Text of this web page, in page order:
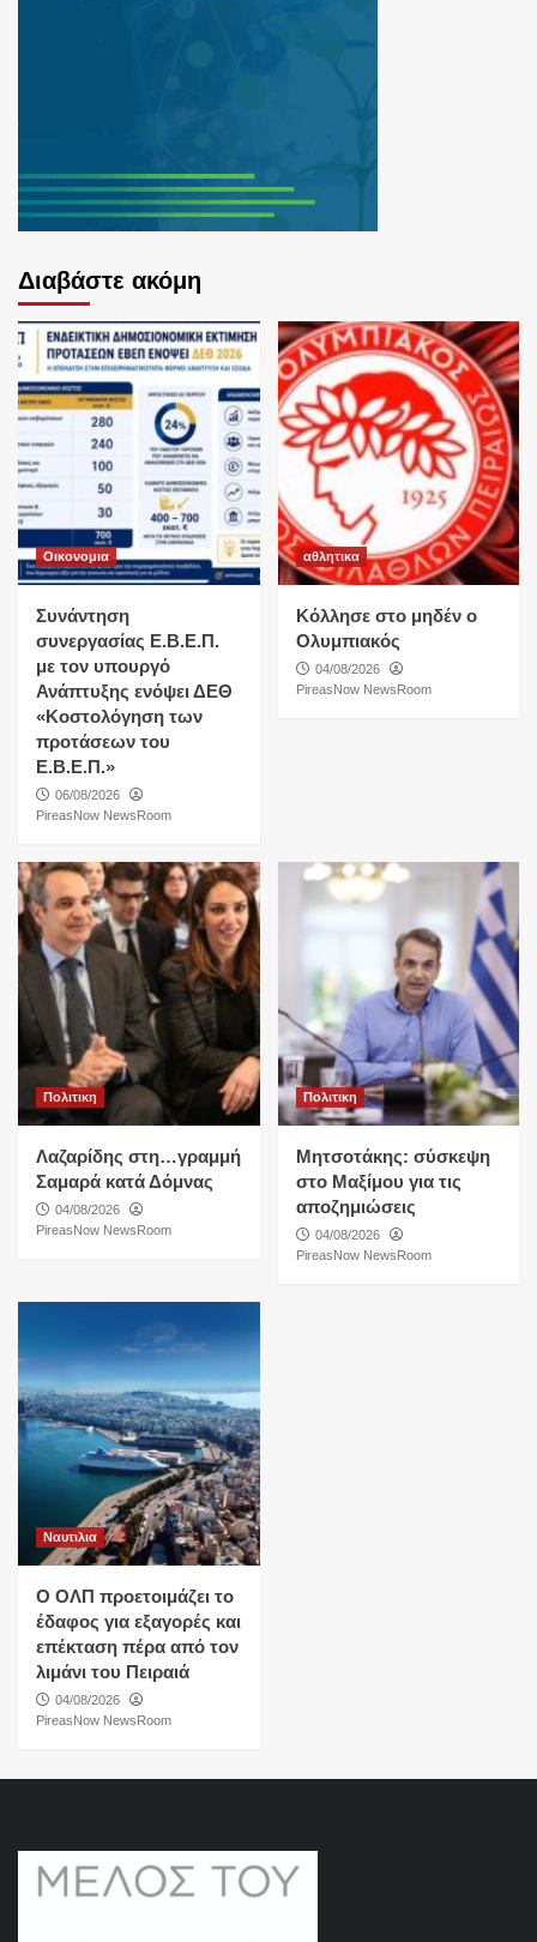
Διαβάστε ακόμη
Οικονομια
Συνάντηση
συνεργασίας Ε.Β.Ε.Π.
με τον υπουργό
Ανάπτυξης ενόψει ΔΕΘ
«Κοστολόγηση των
προτάσεων του
Ε.Β.Ε.Π.»
06/08/2026
PireasNow NewsRoom
αθλητικα
Κόλλησε στο μηδέν ο
Ολυμπιακός
04/08/2026
PireasNow NewsRoom
Πολιτικη
Λαζαρίδης στη…γραμμή
Σαμαρά κατά Δόμνας
04/08/2026
PireasNow NewsRoom
Πολιτικη
Μητσοτάκης: σύσκεψη
στο Μαξίμου για τις
αποζημιώσεις
04/08/2026
PireasNow NewsRoom
Ναυτιλια
O ΟΛΠ προετοιμάζει το
έδαφος για εξαγορές και
επέκταση πέρα από τον
λιμάνι του Πειραιά
04/08/2026
PireasNow NewsRoom